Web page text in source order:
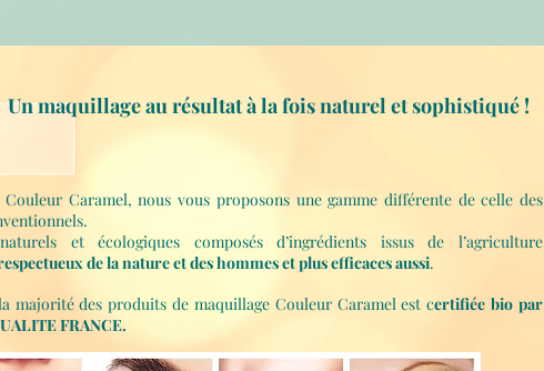
Un maquillage au résultat à la fois naturel et sophistiqué !
Caramel, nous vous proposons une gamme différente de celle des
et écologiques composés d’ingrédients issus de l’agriculture
de la nature et des hommes et plus efficaces aussi.
majorité des produits de maquillage Couleur Caramel est certifiée bio par
FRANCE.